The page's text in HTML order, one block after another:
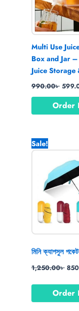
Multi Use
Box and Jar
Juice Storage
990.00৳
Order
Sale!
মিনি ক্যাপসুল
1,250.00৳
was:
Order